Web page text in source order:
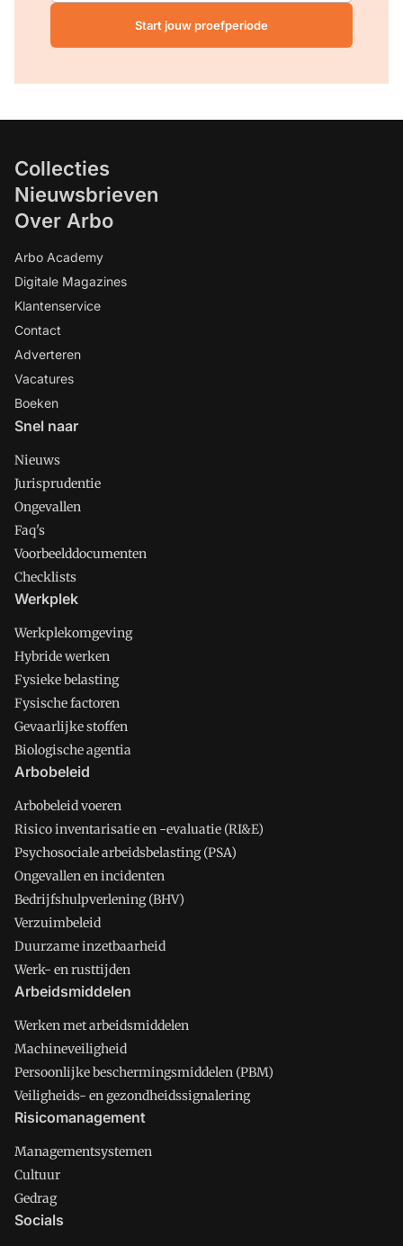
Start jouw proefperiode
Collecties
Nieuwsbrieven
Over Arbo
Arbo Academy
Digitale Magazines
Klantenservice
Contact
Adverteren
Vacatures
Boeken
Snel naar
Nieuws
Jurisprudentie
Ongevallen
Faq's
Voorbeelddocumenten
Checklists
Werkplek
Werkplekomgeving
Hybride werken
Fysieke belasting
Fysische factoren
Gevaarlijke stoffen
Biologische agentia
Arbobeleid
Arbobeleid voeren
Risico inventarisatie en -evaluatie (RI&E)
Psychosociale arbeidsbelasting (PSA)
Ongevallen en incidenten
Bedrijfshulpverlening (BHV)
Verzuimbeleid
Duurzame inzetbaarheid
Werk- en rusttijden
Arbeidsmiddelen
Werken met arbeidsmiddelen
Machineveiligheid
Persoonlijke beschermingsmiddelen (PBM)
Veiligheids- en gezondheidssignalering
Risicomanagement
Managementsystemen
Cultuur
Gedrag
Socials